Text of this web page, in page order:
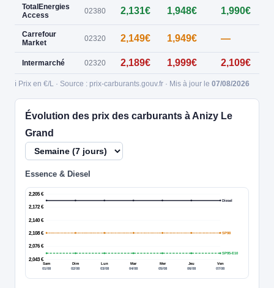
TotalEnergies
Access
02380 2,131€ 1,948€ 1,990€
Carrefour
Market
02320 2,149€ 1,949€ —
Intermarché 02320 2,189€ 1,999€ 2,109€
ℹ️ Prix en €/L · Source : prix-carburants.gouv.fr · Mis à jour le 07/08/2026
Évolution des prix des carburants à Anizy Le
Grand
Essence & Diesel
2,043 €
2,076 €
2,108 €
2,140 €
2,172 €
2,205 €
Sam
01/08
Dim
02/08
Lun
03/08
Mar
04/08
Mer
05/08
Jeu
06/08
Ven
07/08
Diesel
SP95-E10
SP98